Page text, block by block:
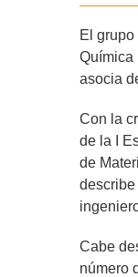
El
Química
asocia
Con la
de la I
de
Cabe
número